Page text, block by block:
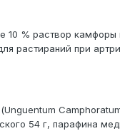
10 % раствор камфоры
растираний при
54 г, парафина